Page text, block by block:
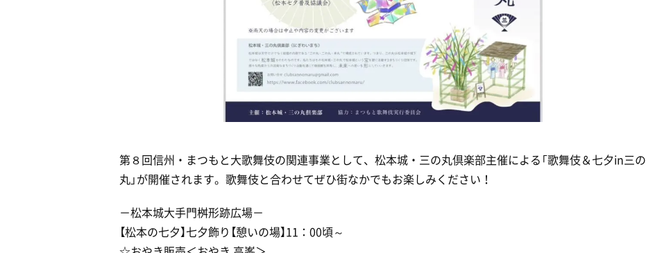
第８回信州・まつもと大歌舞伎の関連事業として、松本城・三の丸倶楽部主催による「歌舞伎＆七夕in三の
丸」が開催されます。歌舞伎と合わせてぜひ街なかでもお楽しみください！
－松本城大手門桝形跡広場－
【松本の七夕】七夕飾り【憩いの場】11：00頃～